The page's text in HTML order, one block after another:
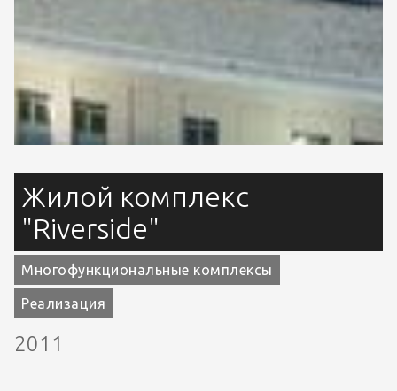
Жилой комплекс
"Riverside"
Многофункциональные комплексы
Реализация
2011